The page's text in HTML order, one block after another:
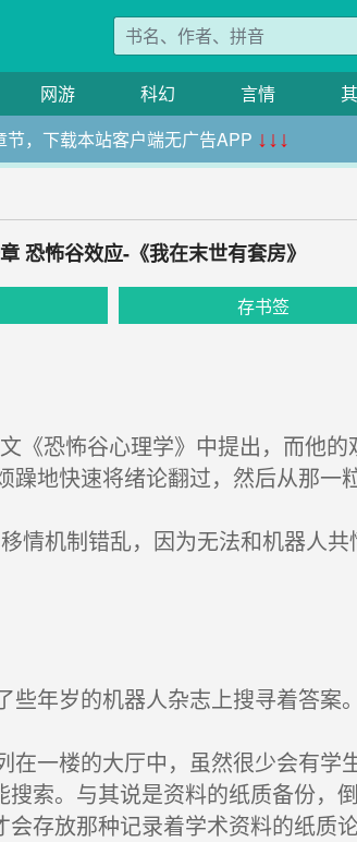
网游 科幻 言情
节，下载本站客户端无广告APP ↓↓↓
恐怖谷效应-《我在末世有套房》
存书签
《恐怖谷心理学》中提出，而他
地快速将绪论翻过，然后从那一
机制错乱，因为无法和机器人共
年岁的机器人杂志上搜寻着答案。
一楼的大厅中，虽然很少会有学
索。与其说是资料的纸质备份，
存放那种记录着学术资料的纸质